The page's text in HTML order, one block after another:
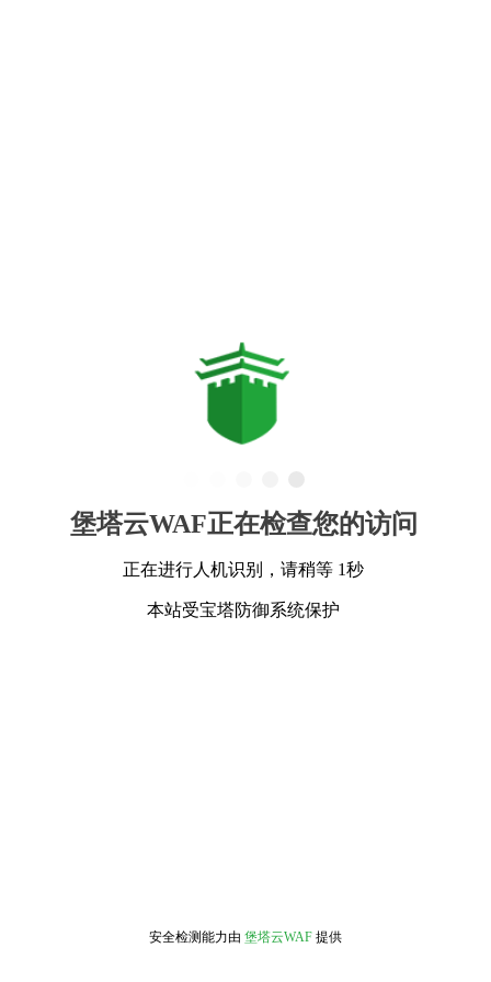
堡塔云WAF正在检查您的访问
正在进行人机识别，请稍等 1秒
本站受宝塔防御系统保护
安全检测能力由 堡塔云WAF 提供